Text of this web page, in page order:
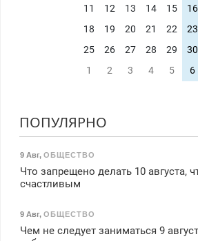
11
12 13 14 15 16
18
19 20 21 22 23
25
26 27 28 29 30
1
2 3 4 5 6
ПОПУЛЯРНО
9 Авг, ОБЩЕСТВО
Что запрещено делать 10 августа,
счастливым
9 Авг, ОБЩЕСТВО
Чем не следует заниматься 9